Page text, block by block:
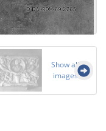
Show all
images